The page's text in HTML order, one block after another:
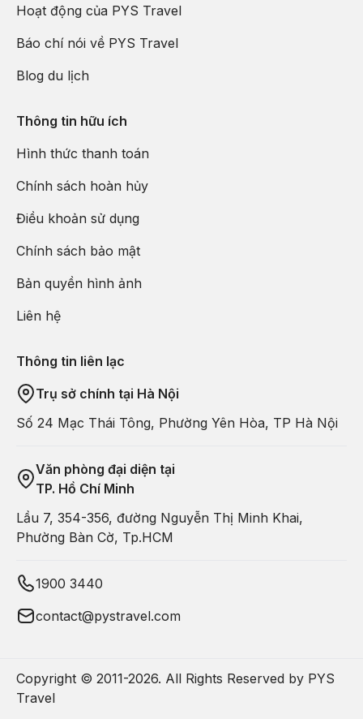
Hoạt động của PYS Travel
Báo chí nói về PYS Travel
Blog du lịch
Thông tin hữu ích
Hình thức thanh toán
Chính sách hoàn hủy
Điều khoản sử dụng
Chính sách bảo mật
Bản quyền hình ảnh
Liên hệ
Thông tin liên lạc
Trụ sở chính tại Hà Nội
Số 24 Mạc Thái Tông, Phường Yên Hòa, TP Hà Nội
Văn phòng đại diện tại
TP. Hồ Chí Minh
Lầu 7, 354-356, đường Nguyễn Thị Minh Khai,
Phường Bàn Cờ, Tp.HCM
1900 3440
contact@pystravel.com
Copyright © 2011-2026. All Rights Reserved by PYS
Travel